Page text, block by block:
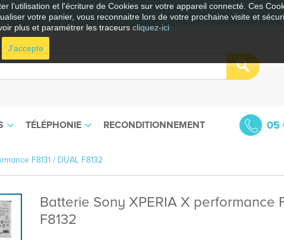
l’utilisation et l'écriture de Cookies sur votre appareil connecté. Ces
votre panier, vous reconnaitre lors de votre prochaine visite et
plus et paramétrer les traceurs cliquez-ici
J'accepte
TÉLÉPHONIE RECONDITIONNEMENT 05
F8131 / DUAL F8132
Batterie Sony XPERIA X performance
F8132